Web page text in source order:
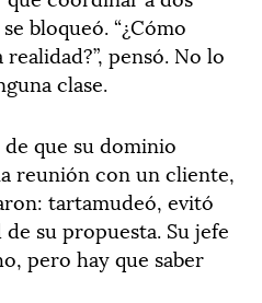
bloqueó. “¿Cómo
pensó. No lo
clase.
que su dominio
reunión con un cliente,
tartamudeó, evitó
su propuesta. Su jefe
pero hay que saber